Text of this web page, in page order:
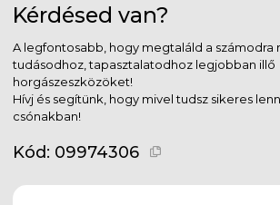
Kérdésed van?
A legfontosabb, hogy megtaláld a számodra
tudásodhoz, tapasztalatodhoz legjobban illő
horgászeszközöket!
Hívj és segítünk, hogy mivel tudsz sikeres
csónakban!
Kód: 09974306